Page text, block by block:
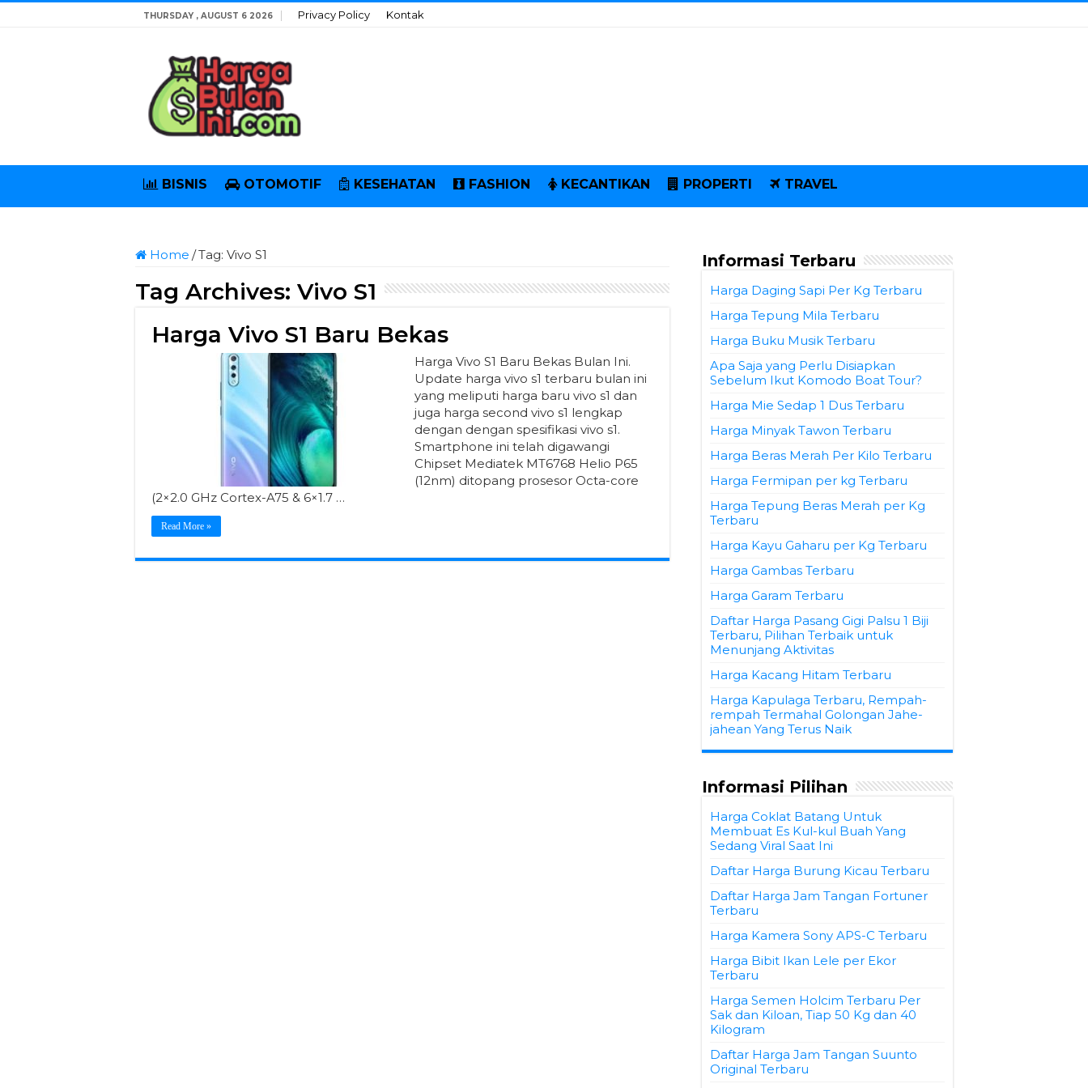
THURSDAY , AUGUST 6 2026 Privacy Policy Kontak
BISNIS OTOMOTIF KESEHATAN FASHION KECANTIKAN PROPERTI TRAVEL
Home /Tag: Vivo S1
Tag Archives: Vivo S1
Harga Vivo S1 Baru Bekas
Harga Vivo S1 Baru Bekas Bulan Ini.
Update harga vivo s1 terbaru bulan ini
yang meliputi harga baru vivo s1 dan
juga harga second vivo s1 lengkap
dengan dengan spesifikasi vivo s1.
Smartphone ini telah digawangi
Chipset Mediatek MT6768 Helio P65
(12nm) ditopang prosesor Octa-core
(2×2.0 GHz Cortex-A75 & 6×1.7 …
Read More »
Informasi Terbaru
Harga Daging Sapi Per Kg Terbaru
Harga Tepung Mila Terbaru
Harga Buku Musik Terbaru
Apa Saja yang Perlu Disiapkan
Sebelum Ikut Komodo Boat Tour?
Harga Mie Sedap 1 Dus Terbaru
Harga Minyak Tawon Terbaru
Harga Beras Merah Per Kilo Terbaru
Harga Fermipan per kg Terbaru
Harga Tepung Beras Merah per Kg
Terbaru
Harga Kayu Gaharu per Kg Terbaru
Harga Gambas Terbaru
Harga Garam Terbaru
Daftar Harga Pasang Gigi Palsu 1 Biji
Terbaru, Pilihan Terbaik untuk
Menunjang Aktivitas
Harga Kacang Hitam Terbaru
Harga Kapulaga Terbaru, Rempah-
rempah Termahal Golongan Jahe-
jahean Yang Terus Naik
Informasi Pilihan
Harga Coklat Batang Untuk
Membuat Es Kul-kul Buah Yang
Sedang Viral Saat Ini
Daftar Harga Burung Kicau Terbaru
Daftar Harga Jam Tangan Fortuner
Terbaru
Harga Kamera Sony APS-C Terbaru
Harga Bibit Ikan Lele per Ekor
Terbaru
Harga Semen Holcim Terbaru Per
Sak dan Kiloan, Tiap 50 Kg dan 40
Kilogram
Daftar Harga Jam Tangan Suunto
Original Terbaru